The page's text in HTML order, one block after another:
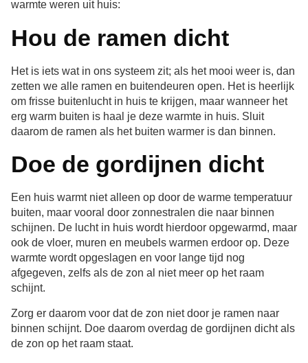
warmte weren uit huis:
Hou de ramen dicht
Het is iets wat in ons systeem zit; als het mooi weer is, dan
zetten we alle ramen en buitendeuren open. Het is heerlijk
om frisse buitenlucht in huis te krijgen, maar wanneer het
erg warm buiten is haal je deze warmte in huis. Sluit
daarom de ramen als het buiten warmer is dan binnen.
Doe de gordijnen dicht
Een huis warmt niet alleen op door de warme temperatuur
buiten, maar vooral door zonnestralen die naar binnen
schijnen. De lucht in huis wordt hierdoor opgewarmd, maar
ook de vloer, muren en meubels warmen erdoor op. Deze
warmte wordt opgeslagen en voor lange tijd nog
afgegeven, zelfs als de zon al niet meer op het raam
schijnt.
Zorg er daarom voor dat de zon niet door je ramen naar
binnen schijnt. Doe daarom overdag de gordijnen dicht als
de zon op het raam staat.